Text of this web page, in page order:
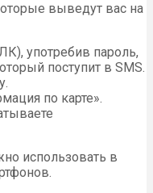
выведут вас на
употребив пароль,
поступит в SMS.
по карте».
использовать в